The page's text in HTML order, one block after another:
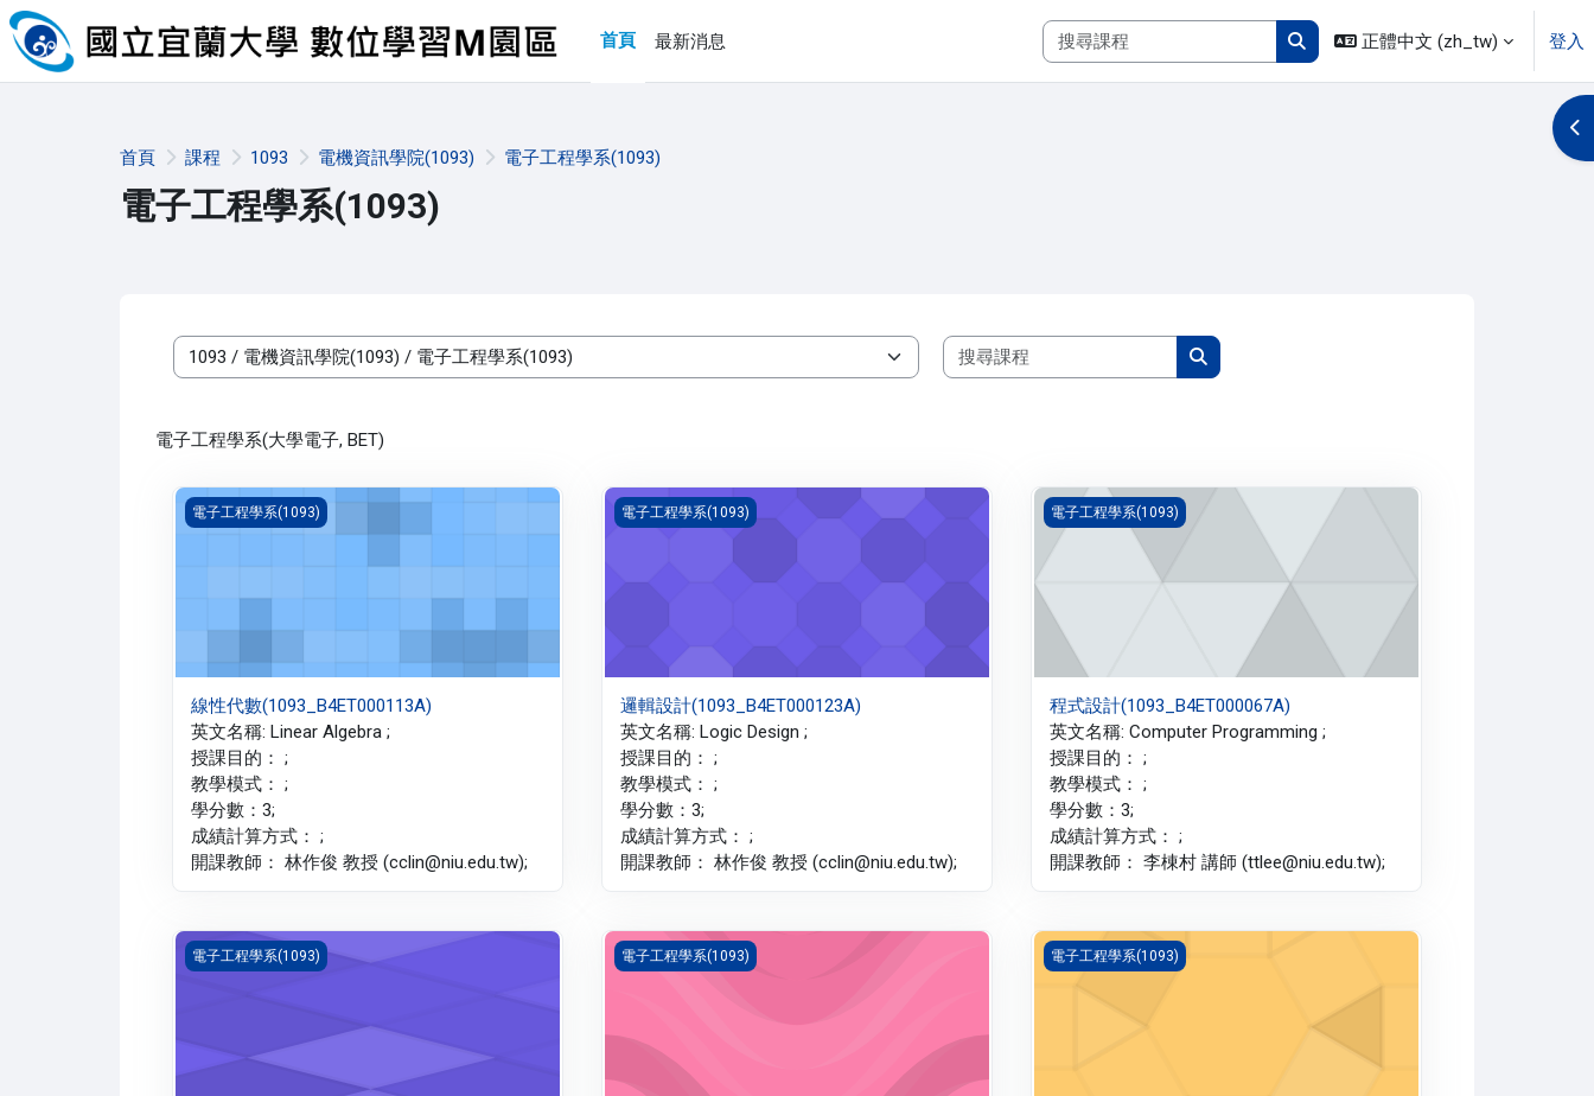
跳至主內容
首頁
最新消息
搜尋課程
搜尋課程
正體中文 ‎(zh_tw)‎ 登入
首頁 課程 1093 電機資訊學院(1093) 電子工程學系(1093)
電子工程學系(1093)
開
課程類別
搜尋課程
搜尋課程
電子工程學系(大學電子, BET)
線性代數(1093_B4ET000113A)
電子工程學系(1093)
線性代數(1093_B4ET000113A)
英文名稱: Linear Algebra ;
授課目的： ;
教學模式： ;
學分數：3;
成績計算方式： ;
開課教師： 林作俊 教授 (cclin@niu.edu.tw);
邏輯設計(1093_B4ET000123A)
電子工程學系(1093)
邏輯設計(1093_B4ET000123A)
英文名稱: Logic Design ;
授課目的： ;
教學模式： ;
學分數：3;
成績計算方式： ;
開課教師： 林作俊 教授 (cclin@niu.edu.tw);
程式設計(1093_B4ET000067A)
電子工程學系(1093)
程式設計(1093_B4ET000067A)
英文名稱: Computer Programming ;
授課目的： ;
教學模式： ;
學分數：3;
成績計算方式： ;
開課教師： 李棟村 講師 (ttlee@niu.edu.tw);
電子學 二(1093_B4ET000089A)
電子工程學系(1093) 數位系統設計(1093_B4ET000107A)
電子工程學系(1093) 電路學(1093_B4ET000093A)
電子工程學系(1093)